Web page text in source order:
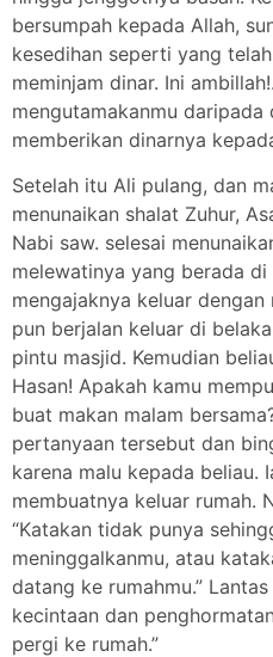
bersumpah kepada Allah,
kesedihan seperti yang
meminjam dinar. Ini
mengutamakanmu daripada
memberikan dinarnya
Setelah itu Ali pulang, dan
menunaikan shalat Zuhur,
Nabi saw. selesai
melewatinya yang berada
mengajaknya keluar
pun berjalan keluar di
pintu masjid. Kemudian
Hasan! Apakah kamu
buat makan malam
pertanyaan tersebut dan
karena malu kepada beliau.
membuatnya keluar rumah.
“Katakan tidak punya
meninggalkanmu, atau
datang ke rumahmu.”
kecintaan dan
pergi ke rumah.”